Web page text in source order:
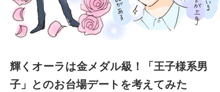
輝くオーラは金メダル級！「王子様系男
子」とのお台場デートを考えてみた